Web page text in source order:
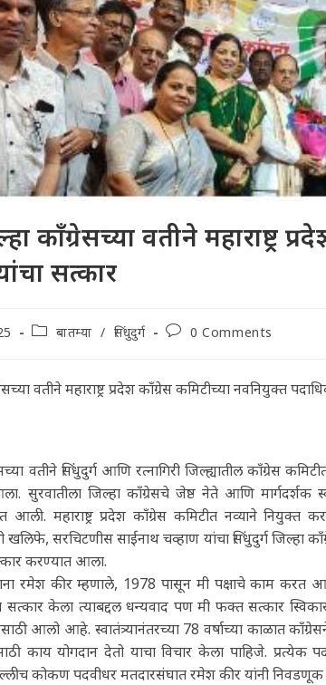
काँग्रेसच्या वतीने महाराष्ट्र
सत्कार
Postबातम्या / सिंधुदुर्ग
Post0 Comments
वतीने महाराष्ट्र प्रदेश काँग्रेस कमिटीच्या नवनियुक्त
वतीने सिंधुदुर्ग आणि रत्नागिरी जिल्ह्यातील काँग्रेस
सुरवातीला जिल्हा काँग्रेसचे जेष्ठ नेते आणि मार्गदर्शक
आली. महाराष्ट्र प्रदेश काँग्रेस कमिटीत नव्याने नियुक्त
खलिफे, सरचिटणीस साईनाथ चव्हाण यांचा सिंधुदुर्ग जिल्हा
करण्यात आला.
रमेश कीर म्हणाले, 1978 पासून मी पक्षाचे काम करत
केला त्याबद्दल धन्यवाद पण मी फक्त सत्कार
आलो आहे. स्वातंत्र्यानंतरच्या 78 वर्षाच्या काळात
काय योगदान देतो याचा विचार केला पाहिजे. प्रत्येक
कोकण पदवीधर मतदारसंघात रमेश कीर यांनी